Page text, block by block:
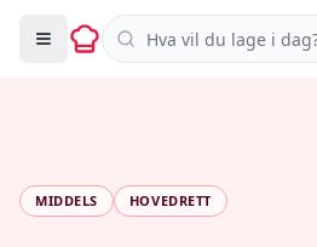
Søk i oppskrifter
MIDDELS HOVEDRETT